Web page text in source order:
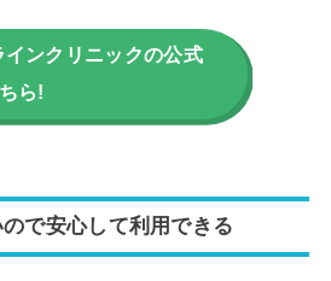
インクリニックの公式
ら!
で安心して利用できる